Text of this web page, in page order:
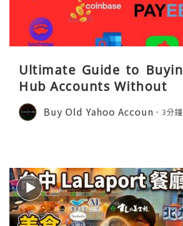
Ultimate Guide to
Hub Accounts Without
Buy Old Yahoo Accoun 3分